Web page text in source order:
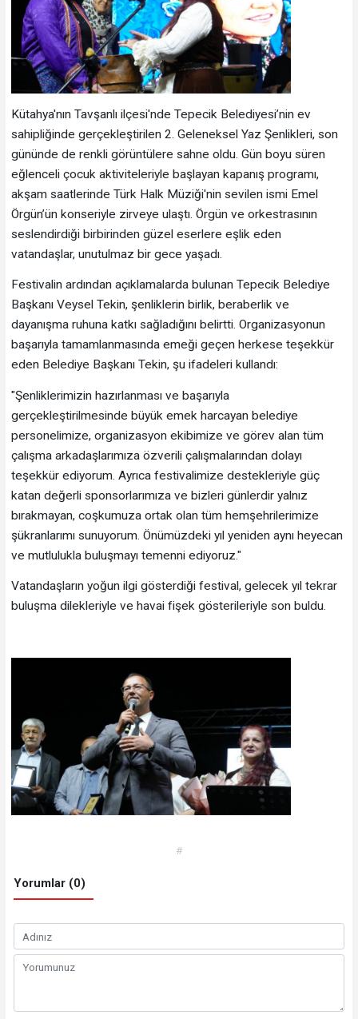
Kütahya'nın Tavşanlı ilçesi'nde Tepecik Belediyesi’nin ev
sahipliğinde gerçekleştirilen 2. Geleneksel Yaz Şenlikleri, son
gününde de renkli görüntülere sahne oldu. Gün boyu süren
eğlenceli çocuk aktiviteleriyle başlayan kapanış programı,
akşam saatlerinde Türk Halk Müziği'nin sevilen ismi Emel
Örgün’ün konseriyle zirveye ulaştı. Örgün ve orkestrasının
seslendirdiği birbirinden güzel eserlere eşlik eden
vatandaşlar, unutulmaz bir gece yaşadı.
Festivalin ardından açıklamalarda bulunan Tepecik Belediye
Başkanı Veysel Tekin, şenliklerin birlik, beraberlik ve
dayanışma ruhuna katkı sağladığını belirtti. Organizasyonun
başarıyla tamamlanmasında emeği geçen herkese teşekkür
eden Belediye Başkanı Tekin, şu ifadeleri kullandı:
"Şenliklerimizin hazırlanması ve başarıyla
gerçekleştirilmesinde büyük emek harcayan belediye
personelimize, organizasyon ekibimize ve görev alan tüm
çalışma arkadaşlarımıza özverili çalışmalarından dolayı
teşekkür ediyorum. Ayrıca festivalimize destekleriyle güç
katan değerli sponsorlarımıza ve bizleri günlerdir yalnız
bırakmayan, coşkumuza ortak olan tüm hemşehrilerimize
şükranlarımı sunuyorum. Önümüzdeki yıl yeniden aynı heyecan
ve mutlulukla buluşmayı temenni ediyoruz."
Vatandaşların yoğun ilgi gösterdiği festival, gelecek yıl tekrar
buluşma dilekleriyle ve havai fişek gösterileriyle son buldu.
#
Yorumlar (0)